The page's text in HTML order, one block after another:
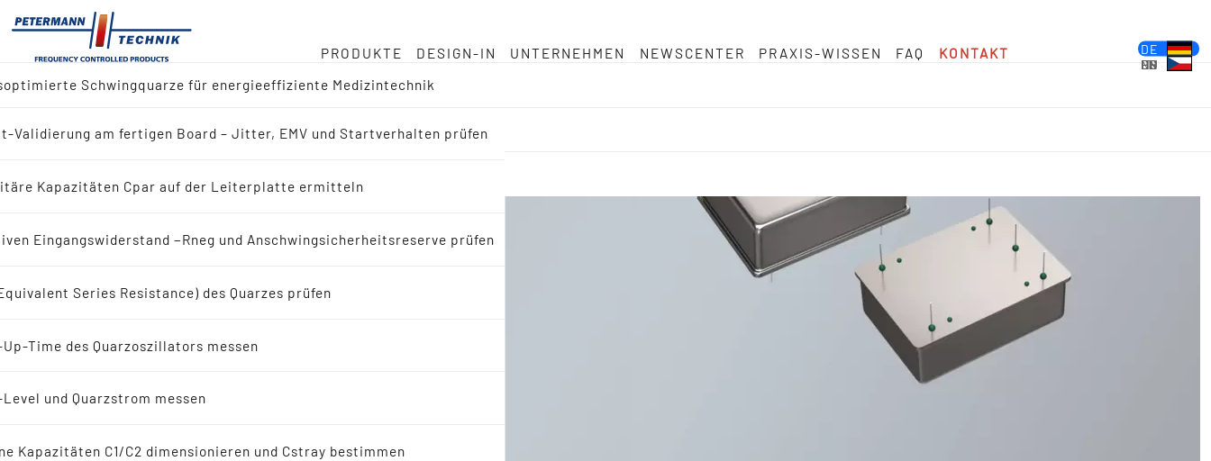
PRODUKTE DESIGN-IN UNTERNEHMEN NEWSCENTER
PRAXIS-WISSEN
Schwingquarze für energieeffiziente Medizintechnik
Validierung am fertigen Board – Jitter, EMV und Startverhalten prüfen
Kapazitäten Cpar auf der Leiterplatte ermitteln
Eingangswiderstand −Rneg und Anschwingsicherheitsreserve prüfen
Series Resistance) des Quarzes prüfen
Time des Quarzoszillators messen
und Quarzstrom messen
Kapazitäten C1/C2 dimensionieren und Cstray bestimmen
FAQ KONTAKT
DE
EN
FR
ES
PL
IT
NL
HU
CS